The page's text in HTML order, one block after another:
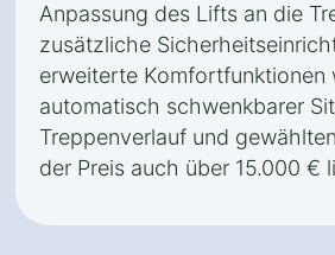
Anpassung des Lifts an die
zusätzliche
erweiterte Komfortfunktionen
automatisch schwenkbarer
Treppenverlauf und
der Preis auch über 15.000 €